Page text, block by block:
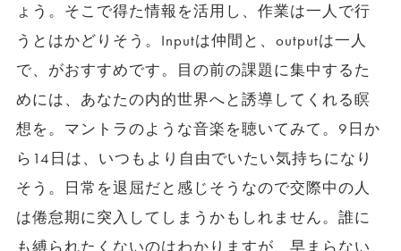
ょう。そこで得た情報を活用し、作業は一人で行
うとはかどりそう。Inputは仲間と、outputは一人
で、がおすすめです。目の前の課題に集中するた
めには、あなたの内的世界へと誘導してくれる瞑
想を。マントラのような音楽を聴いてみて。9日か
ら14日は、いつもより自由でいたい気持ちになり
そう。日常を退屈だと感じそうなので交際中の人
は倦怠期に突入してしまうかもしれません。誰に
も縛られたくないのはわかりますが、早まらない